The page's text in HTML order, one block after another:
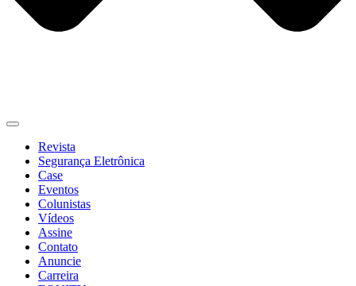
Revista
Segurança Eletrônica
Case
Eventos
Colunistas
Vídeos
Assine
Contato
Anuncie
Carreira